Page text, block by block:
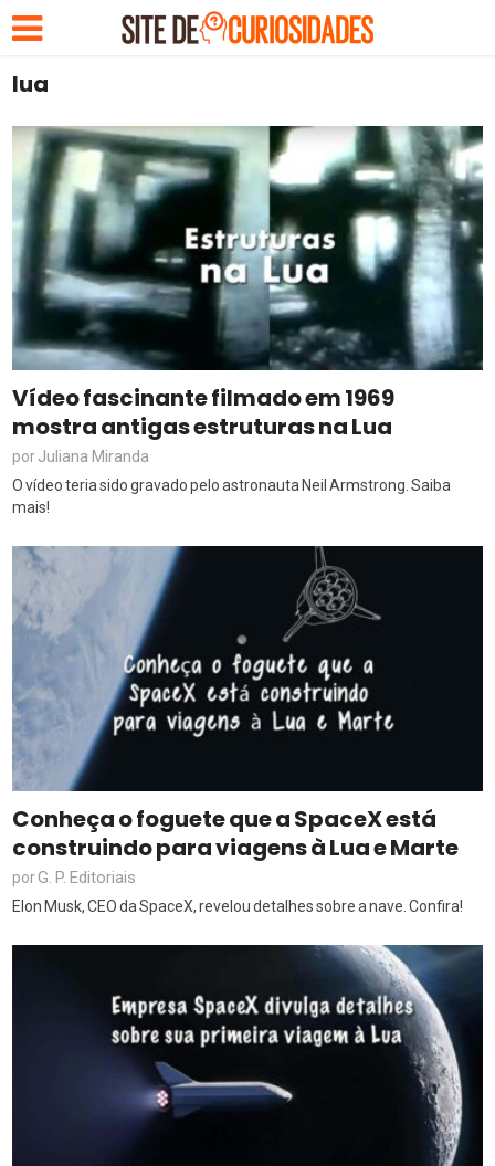
lua
Vídeo fascinante filmado em 1969
mostra antigas estruturas na Lua
porJuliana Miranda
O vídeo teria sido gravado pelo astronauta Neil Armstrong. Saiba
mais!
Conheça o foguete que a SpaceX está
construindo para viagens à Lua e Marte
porG. P. Editoriais
Elon Musk, CEO da SpaceX, revelou detalhes sobre a nave. Confira!